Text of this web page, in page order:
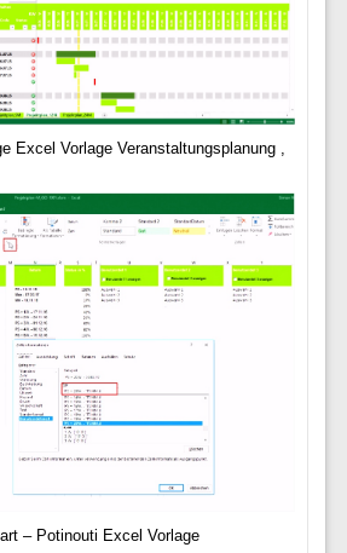
Excel Vorlage Veranstaltungsplanung ,
– Potinouti Excel Vorlage